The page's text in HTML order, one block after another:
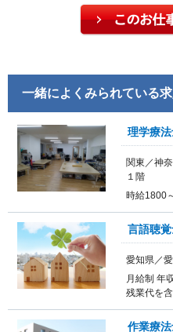
一緒によくみられている
理学療
関東／神
１階
時給1800
言語聴
愛知県／
月給制
残業代を
作業療